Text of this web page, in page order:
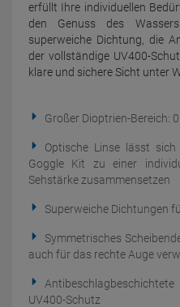
erfüllt Ihre individuellen
den Genuss des
superweiche Dichtung, die
der vollständige UV400-
klare und sichere Sicht unter
Großer Dioptrien-Bereich:
Optische Linse lässt
Goggle Kit zu einer
Sehstärke zusammensetzen
Superweiche Dichtungen
Symmetrisches
auch für das rechte Auge
UV400-Schutz